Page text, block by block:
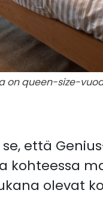
on queen-size-
että
kohteessa
olevat